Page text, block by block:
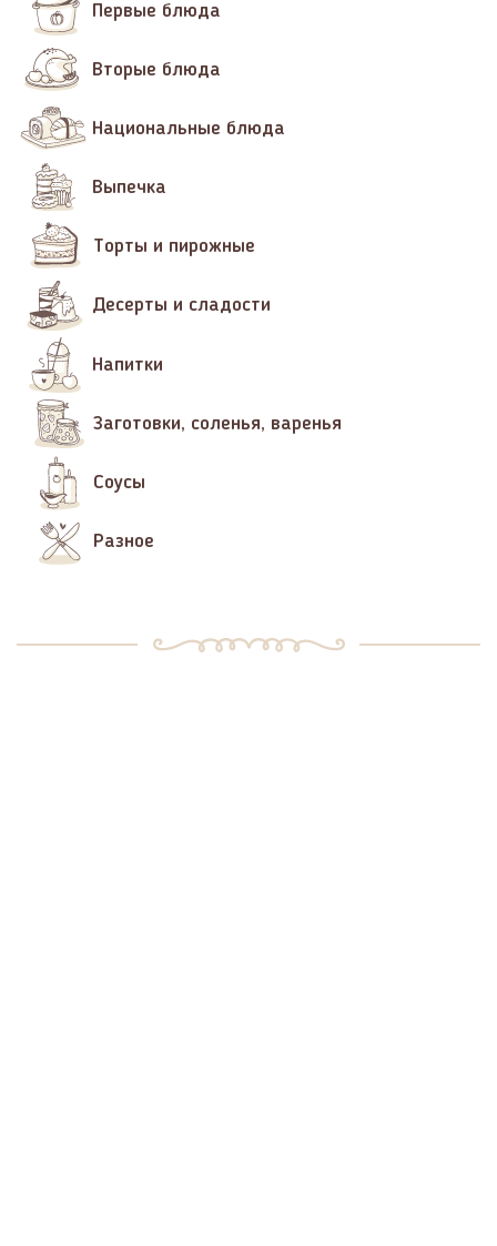
Первые блюда
Вторые блюда
Национальные блюда
Выпечка
Торты и пирожные
Десерты и сладости
Напитки
Заготовки, соленья, варенья
Соусы
Разное